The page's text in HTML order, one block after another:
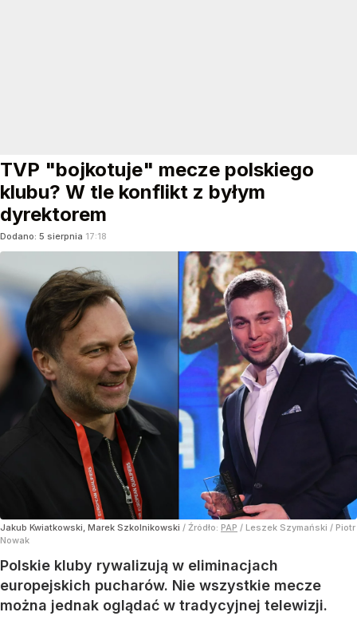
TVP "bojkotuje" mecze polskiego
klubu? W tle konflikt z byłym
dyrektorem
Dodano: 5 sierpnia 17:18
Jakub Kwiatkowski, Marek Szkolnikowski / Źródło: PAP / Leszek Szymański / Piotr
Nowak
Polskie kluby rywalizują w eliminacjach
europejskich pucharów. Nie wszystkie mecze
można jednak oglądać w tradycyjnej telewizji.